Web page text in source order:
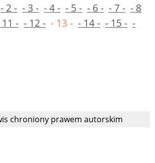
- 2 - - 3 - - 4 - - 5 - - 6 - - 7 - - 8
11 - - 12 - - 13 - - 14 - - 15 - -
chroniony prawem autorskim